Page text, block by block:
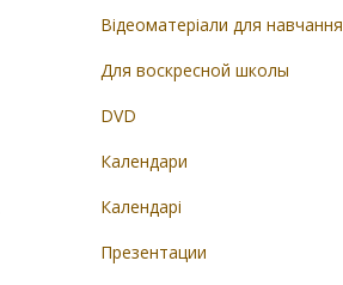
Відеоматеріали для навчання
Для воскресной школы
DVD
Календари
Календарі
Презентации